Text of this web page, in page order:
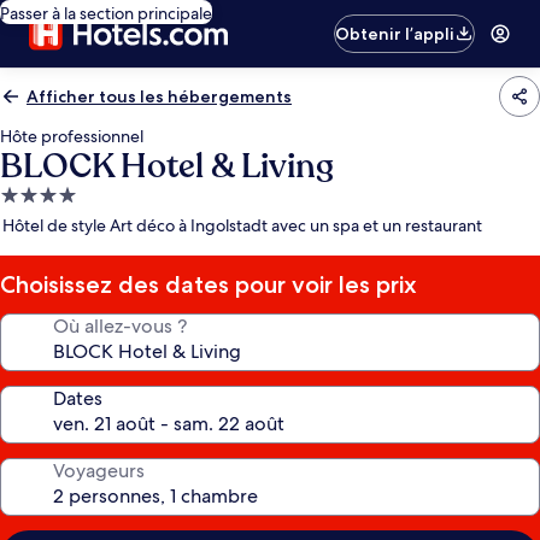
Passer à la section principale
Obtenir l’appli
Afficher tous les hébergements
Hôte professionnel
BLOCK Hotel & Living
Hébergement
4.0 étoiles
Hôtel de style Art déco à Ingolstadt avec un spa et un restaurant
Choisissez des dates pour voir les prix
Où allez-vous ?
Dates
Voyageurs